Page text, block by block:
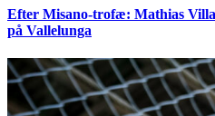
Efter Misano-trofæ: Mathias
på Vallelunga